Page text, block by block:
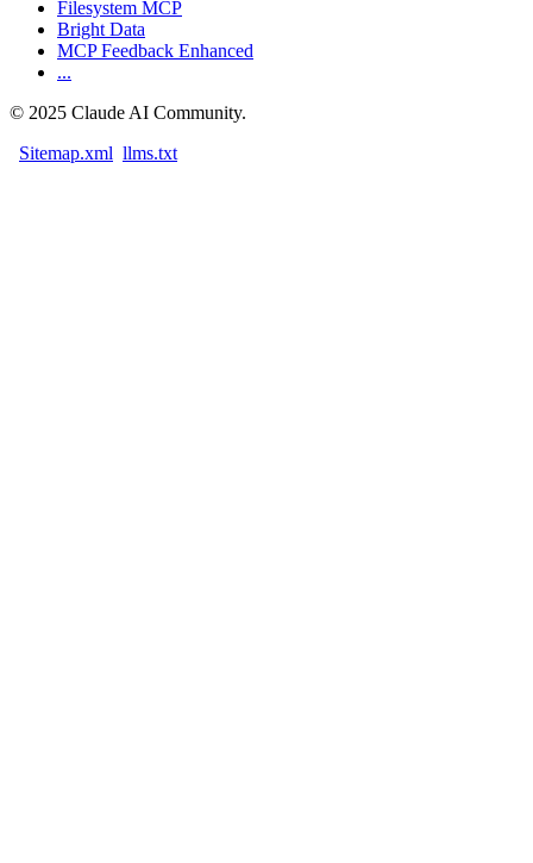
Filesystem MCP
Bright Data
MCP Feedback Enhanced
...
© 2025 Claude AI Community.
Sitemap.xml llms.txt